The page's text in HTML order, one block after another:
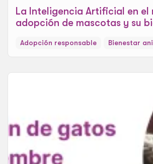
La Inteligencia Artificial en el
adopción de mascotas y su
Adopción responsable Bienestar